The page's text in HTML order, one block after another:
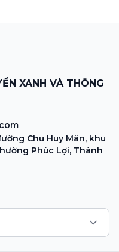
XANH VÀ THÔNG
Chu Huy Mân, khu
Phúc Lợi, Thành